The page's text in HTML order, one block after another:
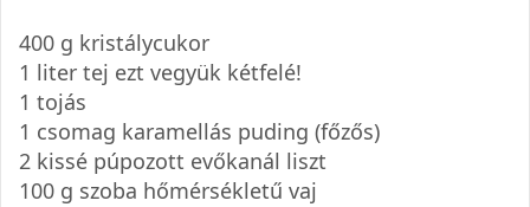
400 g kristálycukor
1 liter tej ezt vegyük kétfelé!
1 tojás
1 csomag karamellás puding (főzős)
2 kissé púpozott evőkanál liszt
100 g szoba hőmérsékletű vaj